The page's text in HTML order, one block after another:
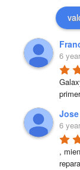
6
6
,